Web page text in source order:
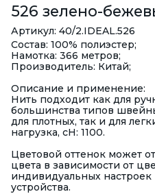
526 зелено-
Артикул: 40/2.IDEAL.526
Состав: 100% полиэстер;
Намотка: 366 метров;
Производитель: Китай;
Описание и применение:
Нить подходит как для
большинства типов
для плотных, так и для
нагрузка, сН: 1100.
Цветовой оттенок может
цвета в зависимости от
индивидуальных
устройства.